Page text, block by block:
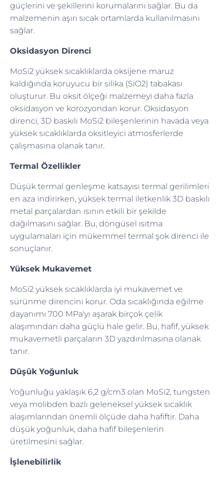
güçlerini ve şekillerini korumalarını sağlar. Bu da
malzemenin aşırı sıcak ortamlarda kullanılmasını
sağlar.
Oksidasyon Direnci
MoSi2 yüksek sıcaklıklarda oksijene maruz
kaldığında koruyucu bir silika (SiO2) tabakası
oluşturur. Bu oksit ölçeği malzemeyi daha fazla
oksidasyon ve korozyondan korur. Oksidasyon
direnci, 3D baskılı MoSi2 bileşenlerinin havada veya
yüksek sıcaklıklarda oksitleyici atmosferlerde
çalışmasına olanak tanır.
Termal Özellikler
Düşük termal genleşme katsayısı termal gerilimleri
en aza indirirken, yüksek termal iletkenlik 3D baskılı
metal parçalardan ısının etkili bir şekilde
dağılmasını sağlar. Bu, döngüsel ısıtma
uygulamaları için mükemmel termal şok direnci ile
sonuçlanır.
Yüksek Mukavemet
MoSi2 yüksek sıcaklıklarda iyi mukavemet ve
sürünme direncini korur. Oda sıcaklığında eğilme
dayanımı 700 MPa'yı aşarak birçok çelik
alaşımından daha güçlü hale gelir. Bu, hafif, yüksek
mukavemetli parçaların 3D yazdırılmasına olanak
tanır.
Düşük Yoğunluk
Yoğunluğu yaklaşık 6,2 g/cm3 olan MoSi2, tungsten
veya molibden bazlı geleneksel yüksek sıcaklık
alaşımlarından önemli ölçüde daha hafiftir. Daha
düşük yoğunluk, daha hafif bileşenlerin
üretilmesini sağlar.
İşlenebilirlik